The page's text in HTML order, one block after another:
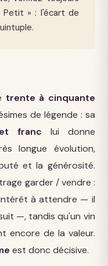
Petit » : l'écart de
trente à cinquante
de légende : sa
franc lui donne
longue évolution,
et la générosité.
garder / vendre :
à attendre — il
—, tandis qu'un vin
encore de la valeur.
est donc décisive.